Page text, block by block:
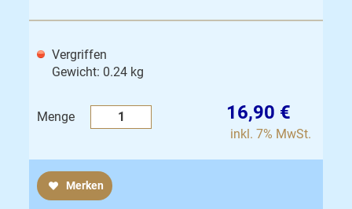
Menge 16,90 €
inkl. 7% MwSt.
Vergriffen
Gewicht: 0.24 kg
Merken